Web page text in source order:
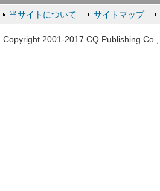
当サイトについて サイトマップ
Copyright 2001-2017 CQ Publishing